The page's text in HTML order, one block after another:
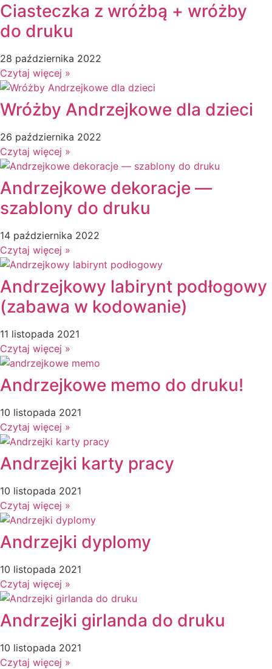
Ciasteczka z wróżbą + wróżby
do druku
28 października 2022
Czytaj więcej »
Wróżby Andrzejkowe dla dzieci
26 października 2022
Czytaj więcej »
Andrzejkowe dekoracje —
szablony do druku
14 października 2022
Czytaj więcej »
Andrzejkowy labirynt podłogowy
(zabawa w kodowanie)
11 listopada 2021
Czytaj więcej »
Andrzejkowe memo do druku!
10 listopada 2021
Czytaj więcej »
Andrzejki karty pracy
10 listopada 2021
Czytaj więcej »
Andrzejki dyplomy
10 listopada 2021
Czytaj więcej »
Andrzejki girlanda do druku
10 listopada 2021
Czytaj więcej »